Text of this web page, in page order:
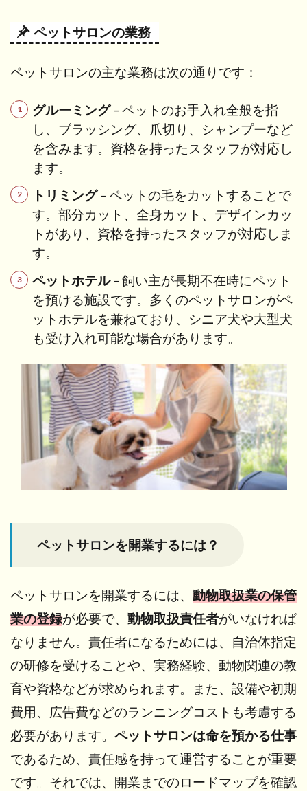
るに
2.1
取扱
業と
は？
2.2
① 経
験を
積む
2.2.1
任者の
要件と
は？
2.3
② 開
タイ
ル・
事業
計画
2.4
③ 書
類の
2.6
⑤ 施
設調
2.7
⑥ 登
録証
⑦ 営
業開
ペットサロンの業務
ペットサロンの主な業務は次の通りです：
グルーミング– ペットのお手入れ全般を指
し、ブラッシング、爪切り、シャンプーなど
を含みます。資格を持ったスタッフが対応し
ます。
トリミング– ペットの毛をカットすることで
す。部分カット、全身カット、デザインカッ
トがあり、資格を持ったスタッフが対応しま
す。
ペットホテル– 飼い主が長期不在時にペット
を預ける施設です。多くのペットサロンがペ
ットホテルを兼ねており、シニア犬や大型犬
も受け入れ可能な場合があります。
ペットサロンを開業するには？
ペットサロンを開業するには、 動物取扱業の保管
業の登録が必要で、 動物取扱責任者がいなければ
なりません。責任者になるためには、自治体指定
の研修を受けることや、実務経験、動物関連の教
育や資格などが求められます。また、設備や初期
費用、広告費などのランニングコストも考慮する
必要があります。 ペットサロンは命を預かる仕事
であるため、責任感を持って運営することが重要
です。それでは、開業までのロードマップを確認